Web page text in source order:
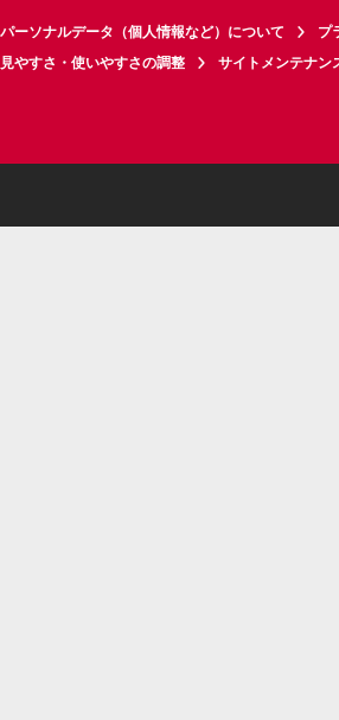
パーソナルデータ（個人情報など）について プ
見やすさ・使いやすさの調整
サイトメンテナン